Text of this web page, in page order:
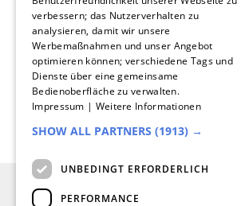
ENGLISH
verbessern; das Nutzerverhalten zu
analysieren, damit wir unsere
Werbemaßnahmen und unser Angebot
optimieren können; verschiedene Tags und
Dienste über eine gemeinsame
Bedienoberfläche zu verwalten.
Impressum | Weitere Informationen
SHOW ALL PARTNERS (1913) →
UNBEDINGT ERFORDERLICH
PERFORMANCE